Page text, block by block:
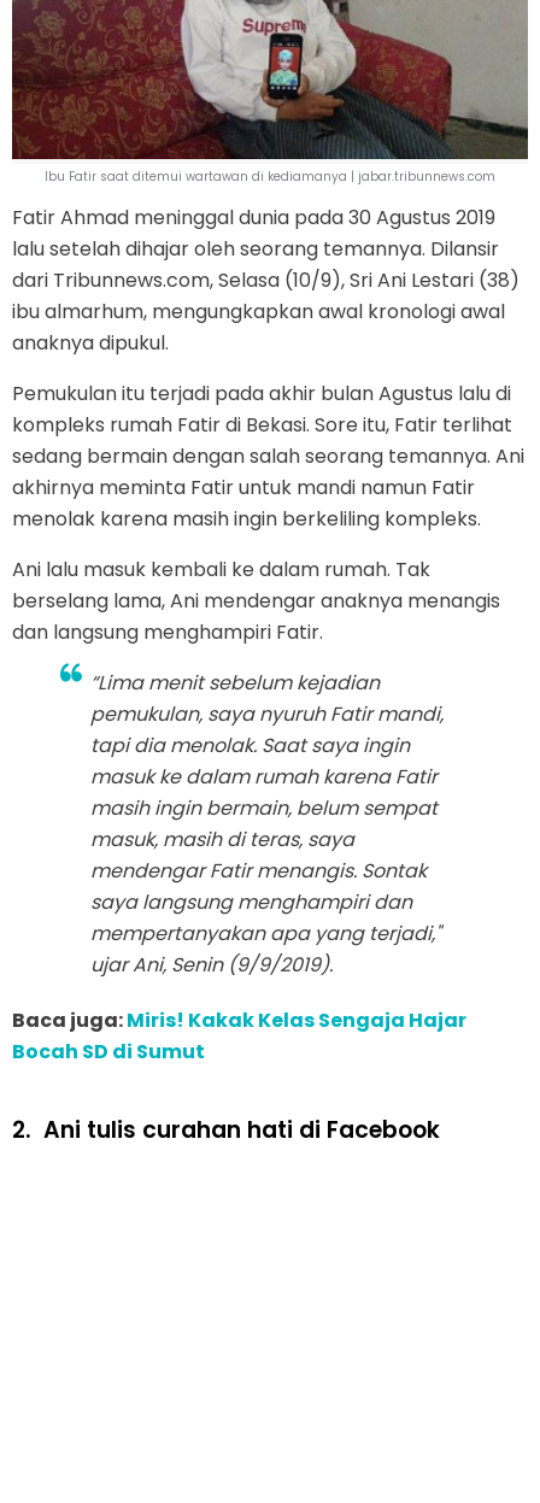
Ibu Fatir saat ditemui wartawan di kediamanya | jabar.tribunnews.com
Fatir Ahmad meninggal dunia pada 30 Agustus 2019
lalu setelah dihajar oleh seorang temannya. Dilansir
dari Tribunnews.com, Selasa (10/9), Sri Ani Lestari (38)
ibu almarhum, mengungkapkan awal kronologi awal
anaknya dipukul.
Pemukulan itu terjadi pada akhir bulan Agustus lalu di
kompleks rumah Fatir di Bekasi. Sore itu, Fatir terlihat
sedang bermain dengan salah seorang temannya. Ani
akhirnya meminta Fatir untuk mandi namun Fatir
menolak karena masih ingin berkeliling kompleks.
Ani lalu masuk kembali ke dalam rumah. Tak
berselang lama, Ani mendengar anaknya menangis
dan langsung menghampiri Fatir.
“Lima menit sebelum kejadian
pemukulan, saya nyuruh Fatir mandi,
tapi dia menolak. Saat saya ingin
masuk ke dalam rumah karena Fatir
masih ingin bermain, belum sempat
masuk, masih di teras, saya
mendengar Fatir menangis. Sontak
saya langsung menghampiri dan
mempertanyakan apa yang terjadi,"
ujar Ani, Senin (9/9/2019).
Baca juga:Miris! Kakak Kelas Sengaja Hajar
Bocah SD di Sumut
2. Ani tulis curahan hati di Facebook